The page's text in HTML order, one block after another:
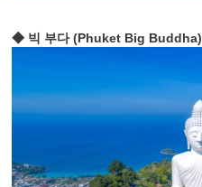
◆ 빅 부다 (Phuket Big Buddha)